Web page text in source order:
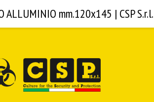
ALLUMINIO mm.120x145 | CSP S.r.l.